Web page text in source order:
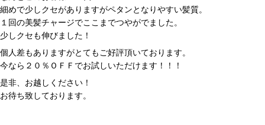
細めで少しクセがありますがペタンとなりやすい髪質。
１回の美髪チャージでここまでつやがでました。
少しクセも伸びました！
個人差もありますがとてもご好評頂いております。
今なら２０％ＯＦＦでお試しいただけます！！！
是非、お越しください！
お待ち致しております。